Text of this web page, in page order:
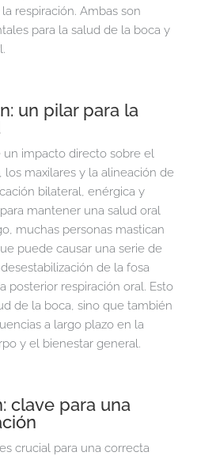
respiración. Ambas son
para la salud de la boca y
un pilar para la
un impacto directo sobre el
los maxilares y la alineación de
bilateral, enérgica y
mantener una salud oral
muchas personas mastican
puede causar una serie de
de la fosa
posterior respiración oral. Esto
de la boca, sino que también
a largo plazo en la
y el bienestar general.
clave para una
crucial para una correcta